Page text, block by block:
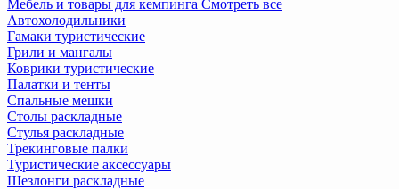
Мебель и товары для кемпинга Смотреть все
Автохолодильники
Гамаки туристические
Грили и мангалы
Коврики туристические
Палатки и тенты
Спальные мешки
Столы раскладные
Стулья раскладные
Трекинговые палки
Туристические аксессуары
Шезлонги раскладные